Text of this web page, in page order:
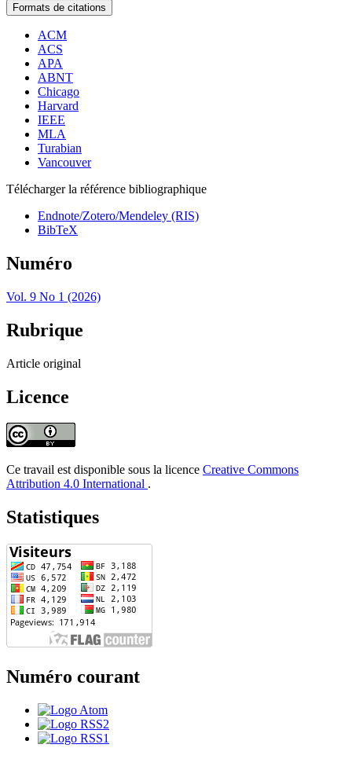
Formats de citations
ACM
ACS
APA
ABNT
Chicago
Harvard
IEEE
MLA
Turabian
Vancouver
Télécharger la référence bibliographique
Endnote/Zotero/Mendeley (RIS)
BibTeX
Numéro
Vol. 9 No 1 (2026)
Rubrique
Article original
Licence
Ce travail est disponible sous la licence Creative Commons
Attribution 4.0 International .
Statistiques
Numéro courant